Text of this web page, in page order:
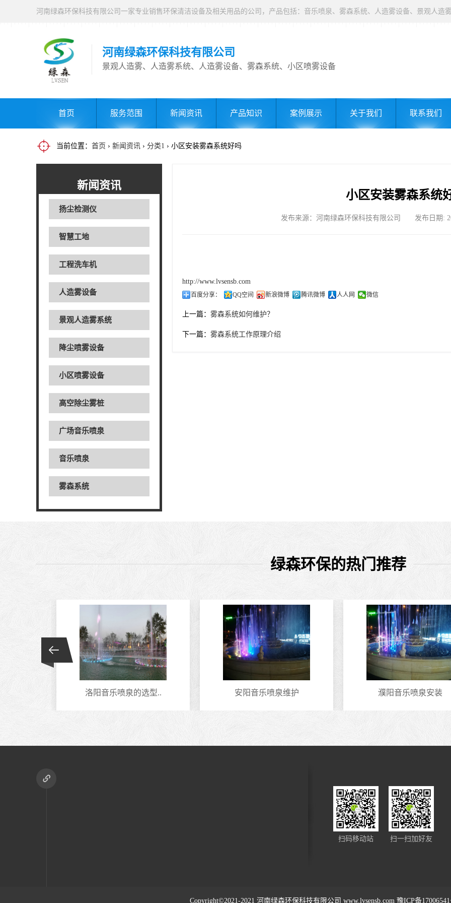
河南绿森环保科技有限公司
景观人造雾、人造雾系统、人造雾设备、雾森系统、小区喷雾设备
首页 服务范围 新闻资讯 产品知识 案例展示 关于我们 联系我们
当前位置： 首页 › 新闻资讯 › 分类1 › 小区安装雾森系统好吗
新闻资讯
扬尘检测仪
智慧工地
工程洗车机
人造雾设备
景观人造雾系统
降尘喷雾设备
小区喷雾设备
高空除尘雾桩
广场音乐喷泉
音乐喷泉
雾森系统
小区安装雾森系统
发布来源：河南绿森环保科技有限公司 发布日期:
http://www.lvsensb.com
百度分享： QQ空间 新浪微博 腾讯微博 人人网 微信
上一篇： 雾森系统如何维护？
下一篇： 雾森系统工作原理介绍
绿森环保的热门推荐
洛阳音乐喷泉的选型.. 安阳音乐喷泉维护 濮阳音乐喷泉安装
扫码移动站 扫一扫加好友
Copyright©2021-2021 河南绿森环保科技有限公司 www.lvsensb.com 豫ICP备